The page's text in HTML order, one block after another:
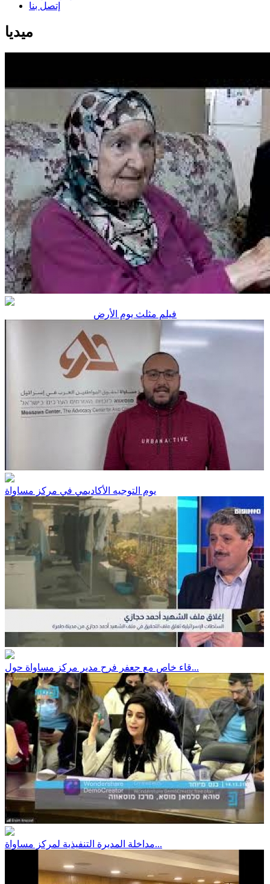
إتصل بنا
ميديا
فيلم مثلث يوم الأرض
يوم التوجيه الأكاديمي في مركز مساواة
قاء خاص مع جعفر فرح مدير مركز مساواة حول...
مداخلة المديرة التنفيذية لمركز مساواة...